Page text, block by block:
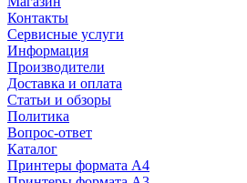
Контакты
Сервисные услуги
Информация
Производители
Доставка и оплата
Статьи и обзоры
Политика
Вопрос-ответ
Каталог
Принтеры формата А4